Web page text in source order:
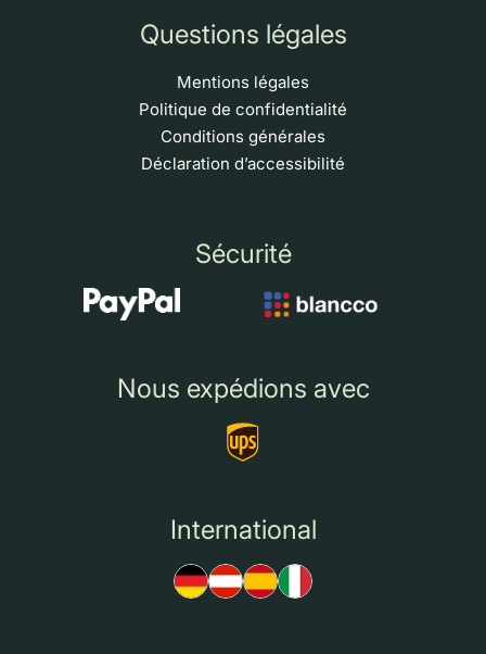
Questions légales
Mentions légales
Politique de confidentialité
Conditions générales
Déclaration d’accessibilité
Sécurité
Nous expédions avec
International